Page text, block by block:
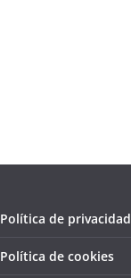
Política de privacidad
Política de cookies